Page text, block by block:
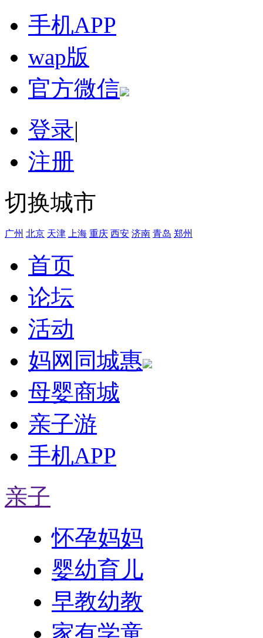
手机APP
wap版
官方微信
登录|
注册
切换城市
广州 北京 天津 上海 重庆 西安 济南 青岛 郑州
首页
论坛
活动
妈网同城惠
母婴商城
亲子游
手机APP
亲子
怀孕妈妈
婴幼育儿
早教幼教